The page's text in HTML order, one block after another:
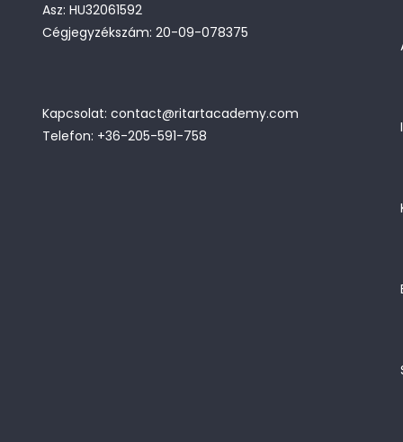
Asz: HU32061592
Cégjegyzékszám: 20-09-078375
Kapcsolat: contact@ritartacademy.com
Telefon: +36-205-591-758